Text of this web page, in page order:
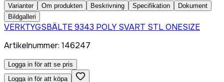
Varianter
Om produkten Beskrivning Specifikation
Dokument
Bildgalleri
VERKTYGSBÄLTE 9343 POLY SVART STL ONESIZE
Artikelnummer: 146247
Logga in för att se pris
Logga in för att köpa